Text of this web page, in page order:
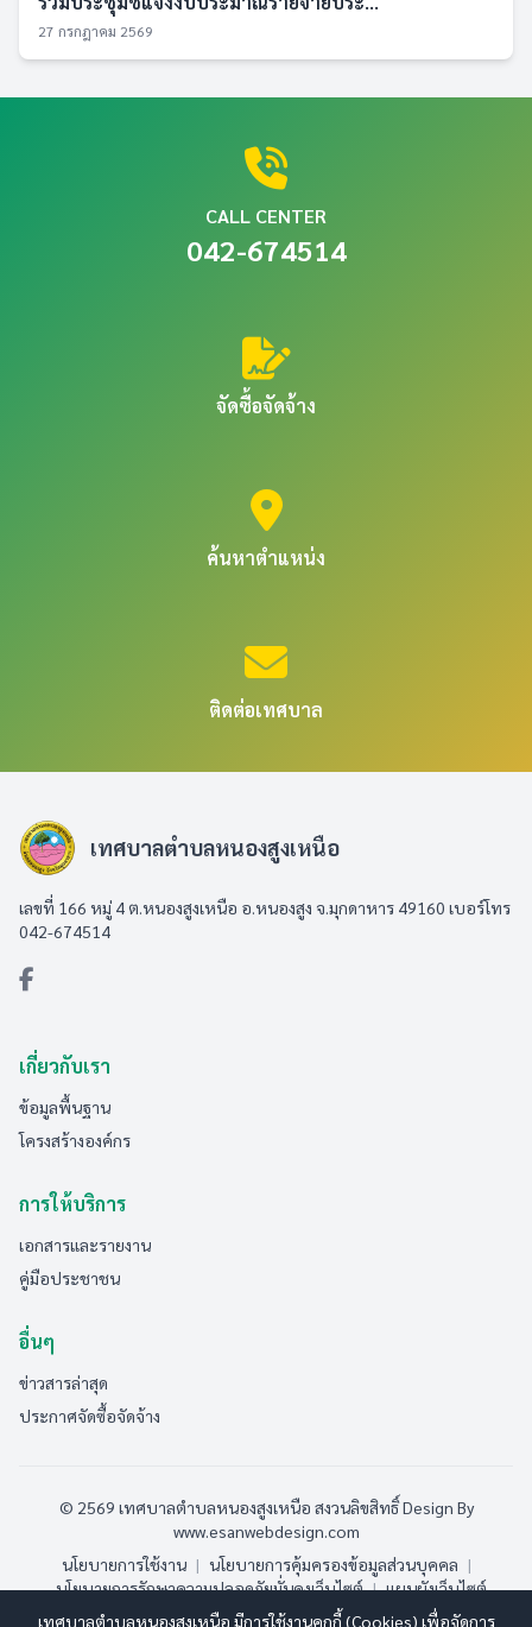
27 กรกฎาคม 2569
CALL CENTER
042-674514
จัดซื้อจัดจ้าง
ค้นหาตำแหน่ง
ติดต่อเทศบาล
เทศบาลตำบลหนองสูงเหนือ
เลขที่ 166 หมู่ 4 ต.หนองสูงเหนือ อ.หนองสูง จ.มุกดาหาร 49160 เบอร์โทร
042-674514
เกี่ยวกับเรา
ข้อมูลพื้นฐาน
โครงสร้างองค์กร
การให้บริการ
เอกสารและรายงาน
คู่มือประชาชน
อื่นๆ
ข่าวสารล่าสุด
ประกาศจัดซื้อจัดจ้าง
© 2569 เทศบาลตำบลหนองสูงเหนือ สงวนลิขสิทธิ์Design By
www.esanwebdesign.com
นโยบายการใช้งาน | นโยบายการคุ้มครองข้อมูลส่วนบุคคล |
นโยบายการรักษาความปลอดภัยมั่นคงเว็บไซต์ | แผนผังเว็บไซต์
เทศบาลตำบลหนองสูงเหนือ มีการใช้งานคุกกี้ (Cookies) เพื่อจัดการ